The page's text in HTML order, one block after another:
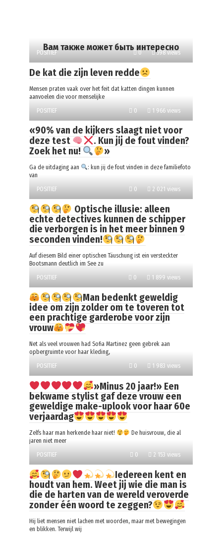
Вам также может быть интересно
POSITIEF 0 598 views
De kat die zijn leven redde
Mensen praten vaak over het feit dat katten dingen kunnen
aanvoelen die voor menselijke
POSITIEF
0 1 966 views
«90% van de kijkers slaagt niet voor
deze test
. Kun jij de fout vinden?
Zoek het nu!
»
Ga de uitdaging aan
: kun jij de fout vinden in deze familiefoto
van
POSITIEF
0 2 021 views
Optische illusie: alleen
echte detectives kunnen de schipper
die verborgen is in het meer binnen 9
seconden vinden!
Auf diesem Bild einer optischen Täuschung ist ein versteckter
Bootsmann deutlich im See zu
POSITIEF
0 1 899 views
Man bedenkt geweldig
idee om zijn zolder om te toveren tot
een prachtige garderobe voor zijn
vrouw
Net als veel vrouwen had Sofia Martinez geen gebrek aan
opbergruimte voor haar kleding,
POSITIEF
0 1 983 views
»Minus 20 jaar!» Een
bekwame stylist gaf deze vrouw een
geweldige make-uplook voor haar 60e
verjaardag
Zelfs haar man herkende haar niet!
De huisvrouw, die al
jaren niet meer
POSITIEF
0 2 153 views
Iedereen kent en
houdt van hem. Weet jij wie die man is
die de harten van de wereld veroverde
zonder één woord te zeggen?
Hij liet mensen niet lachen met woorden, maar met bewegingen
en blikken. Terwijl wij